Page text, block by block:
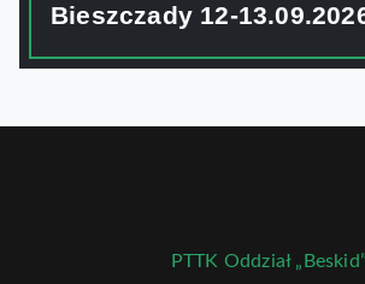
Bieszczady 12-
PTTK Oddział „Beskid”